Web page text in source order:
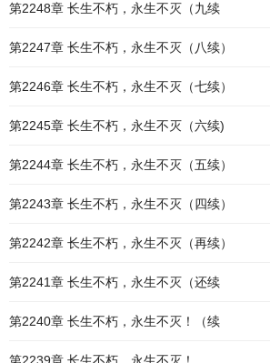
第2248章 长生不朽，永生不灭（九续
第2247章 长生不朽，永生不灭（八续）
第2246章 长生不朽，永生不灭（七续）
第2245章 长生不朽，永生不灭（六续)
第2244章 长生不朽，永生不灭（五续）
第2243章 长生不朽，永生不灭（四续）
第2242章 长生不朽，永生不灭（再续）
第2241章 长生不朽，永生不灭（还续
第2240章 长生不朽，永生不灭！（续